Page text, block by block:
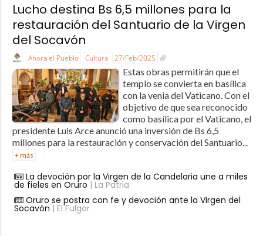
Lucho destina Bs 6,5 millones para la
restauración del Santuario de la Virgen
del Socavón
Ahora el Pueblo Cultura 27/Feb/2025
Estas obras permitirán que el
templo se convierta en basílica
con la venia del Vaticano. Con el
objetivo de que sea reconocido
como basílica por el Vaticano, el
presidente Luis Arce anunció una inversión de Bs 6,5
millones para la restauración y conservación del Santuario...
+ más
La devoción por la Virgen de la Candelaria une a miles
de fieles en Oruro | La Patria
Oruro se postra con fe y devoción ante la Virgen del
Socavón | El Fulgor